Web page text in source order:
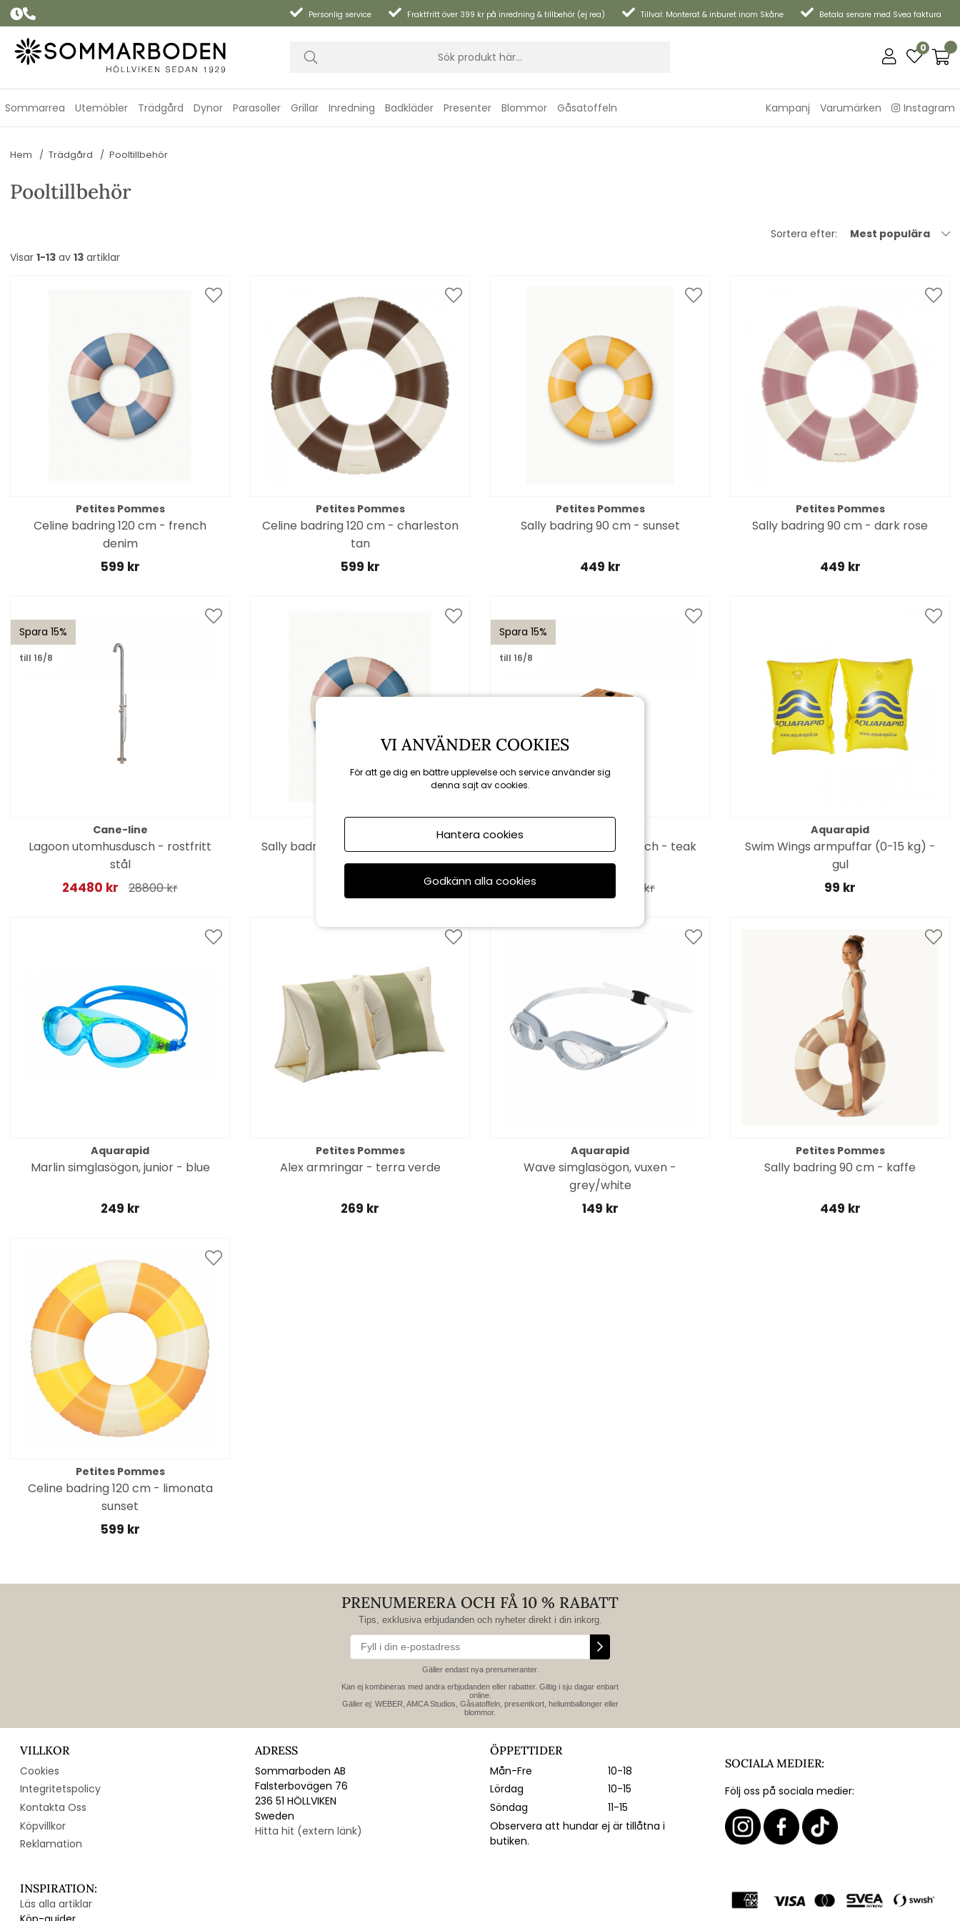
Personlig service Fraktfritt över 399 kr på inredning & tillbehör (ej rea) Tillval: Monterat & inburet inom Skåne Betala senare med Svea faktura
0
Sommarrea Utemöbler Trädgård Dynor Parasoller Grillar Inredning Badkläder Presenter Blommor Gåsatoffeln Kampanj Varumärken Instagram
Hem Trädgård Pooltillbehör
Pooltillbehör
Sortera efter:
Mest populära
Visar 1-13 av 13 artiklar
Petites Pommes
Celine badring 120 cm - french
denim
599 kr
Petites Pommes
Celine badring 120 cm - charleston
tan
599 kr
Petites Pommes
Sally badring 90 cm - sunset
449 kr
Petites Pommes
Sally badring 90 cm - dark rose
449 kr
Spara 15%
till 16/8
Cane-line
Lagoon utomhusdusch - rostfritt
stål
24480 kr 28800 kr
Sally badring 90 cm - french denim
Spara 15%
till 16/8
Lagoon basplatta utedusch - teak
18400 kr
Aquarapid
Swim Wings armpuffar (0-15 kg) -
gul
99 kr
Aquarapid
Marlin simglasögon, junior - blue
249 kr
Petites Pommes
Alex armringar - terra verde
269 kr
Aquarapid
Wave simglasögon, vuxen -
grey/white
149 kr
Petites Pommes
Sally badring 90 cm - kaffe
449 kr
Petites Pommes
Celine badring 120 cm - limonata
sunset
599 kr
PRENUMERERA OCH FÅ 10 % RABATT
Tips, exklusiva erbjudanden och nyheter direkt i din inkorg.
Gäller endast nya prenumeranter.
Kan ej kombineras med andra erbjudanden eller rabatter. Giltig i sju dagar enbart
online.
Gäller ej: WEBER, AMCA Studios, Gåsatoffeln, presentkort, heliumballonger eller
blommor.
VILLKOR
Cookies
Integritetspolicy
Kontakta Oss
Köpvillkor
Reklamation
INSPIRATION:
Läs alla artiklar
ADRESS
Sommarboden AB
Falsterbovägen 76
236 51 HÖLLVIKEN
Sweden
Hitta hit (extern länk)
ÖPPETTIDER
Mån-Fre
10-18
Lördag
10-15
Söndag
11-15
Observera att hundar ej är tillåtna i
butiken.
SOCIALA MEDIER:
Följ oss på sociala medier:
VI ANVÄNDER COOKIES
För att ge dig en bättre upplevelse och service använder sig
denna sajt av cookies.
Hantera cookies
Godkänn alla cookies